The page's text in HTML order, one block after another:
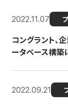
2022.11.07
コングラント、
ータベース構築
2022.09.21